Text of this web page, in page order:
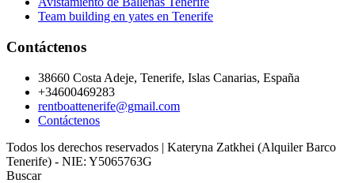
Team building en yates en Tenerife
Contáctenos
38660 Costa Adeje, Tenerife, Islas Canarias, España
+34600469283
rentboattenerife@gmail.com
Contáctenos
Todos los derechos reservados | Kateryna Zatkhei (Alquiler Barco
Tenerife) - NIE: Y5065763G
Buscar